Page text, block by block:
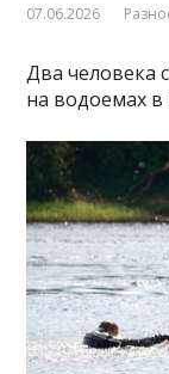
07.06.2026
Два человека
на водоемах